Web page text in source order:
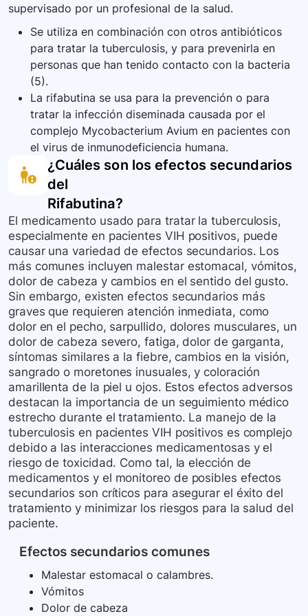
supervisado por un profesional de la salud.
Se utiliza en combinación con otros antibióticos
para tratar la tuberculosis, y para prevenirla en
personas que han tenido contacto con la bacteria
(5).
La rifabutina se usa para la prevención o para
tratar la infección diseminada causada por el
complejo Mycobacterium Avium en pacientes con
el virus de inmunodeficiencia humana.
¿Cuáles son los efectos secundarios
del
Rifabutina?
El medicamento usado para tratar la tuberculosis,
especialmente en pacientes VIH positivos, puede
causar una variedad de efectos secundarios. Los
más comunes incluyen malestar estomacal, vómitos,
dolor de cabeza y cambios en el sentido del gusto.
Sin embargo, existen efectos secundarios más
graves que requieren atención inmediata, como
dolor en el pecho, sarpullido, dolores musculares, un
dolor de cabeza severo, fatiga, dolor de garganta,
síntomas similares a la fiebre, cambios en la visión,
sangrado o moretones inusuales, y coloración
amarillenta de la piel u ojos. Estos efectos adversos
destacan la importancia de un seguimiento médico
estrecho durante el tratamiento. La manejo de la
tuberculosis en pacientes VIH positivos es complejo
debido a las interacciones medicamentosas y el
riesgo de toxicidad. Como tal, la elección de
medicamentos y el monitoreo de posibles efectos
secundarios son críticos para asegurar el éxito del
tratamiento y minimizar los riesgos para la salud del
paciente.
Efectos secundarios comunes
Malestar estomacal o calambres.
Vómitos
Dolor de cabeza